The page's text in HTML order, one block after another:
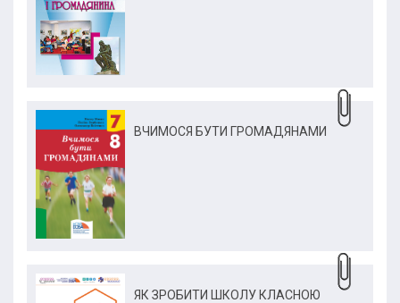
ВЧИМОСЯ БУТИ ГРОМАДЯНАМИ
ЯК ЗРОБИТИ ШКОЛУ КЛАСНОЮ